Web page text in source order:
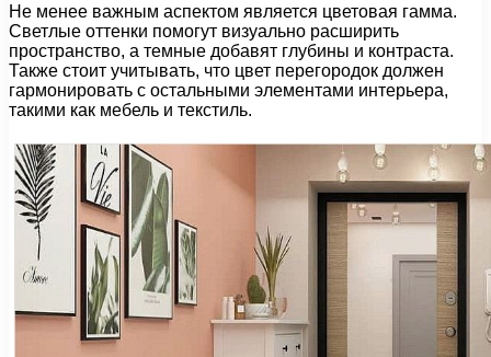
Не менее важным аспектом является цветовая гамма.
Светлые оттенки помогут визуально расширить
пространство, а темные добавят глубины и контраста.
Также стоит учитывать, что цвет перегородок должен
гармонировать с остальными элементами интерьера,
такими как мебель и текстиль.